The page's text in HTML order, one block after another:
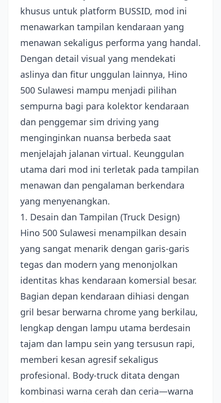
khusus untuk platform BUSSID, mod ini
menawarkan tampilan kendaraan yang
menawan sekaligus performa yang handal.
Dengan detail visual yang mendekati
aslinya dan fitur unggulan lainnya, Hino
500 Sulawesi mampu menjadi pilihan
sempurna bagi para kolektor kendaraan
dan penggemar sim driving yang
menginginkan nuansa berbeda saat
menjelajah jalanan virtual. Keunggulan
utama dari mod ini terletak pada tampilan
menawan dan pengalaman berkendara
yang menyenangkan.
1. Desain dan Tampilan (Truck Design)
Hino 500 Sulawesi menampilkan desain
yang sangat menarik dengan garis-garis
tegas dan modern yang menonjolkan
identitas khas kendaraan komersial besar.
Bagian depan kendaraan dihiasi dengan
gril besar berwarna chrome yang berkilau,
lengkap dengan lampu utama berdesain
tajam dan lampu sein yang tersusun rapi,
memberi kesan agresif sekaligus
profesional. Body-truck ditata dengan
kombinasi warna cerah dan ceria—warna